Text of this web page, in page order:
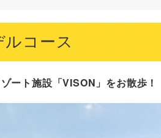
コース
ート施設「VISON」をお散歩！